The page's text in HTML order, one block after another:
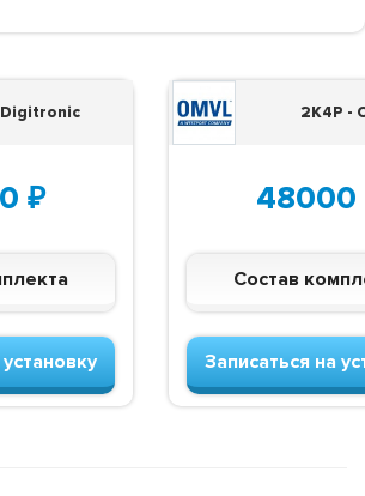
Digitronic
₽
2K4P -
48000
Состав
Записаться на